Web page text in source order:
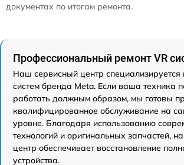
документах по итогам ремонта.
Профессиональный ремонт VR
Наш сервисный центр специализируется
систем бренда Meta. Если ваша техника
работать должным образом, мы готовы
квалифицированное обслуживание на
уровне. Благодаря использованию
технологий и оригинальных запчастей,
центр обеспечивает восстановление
устройства.